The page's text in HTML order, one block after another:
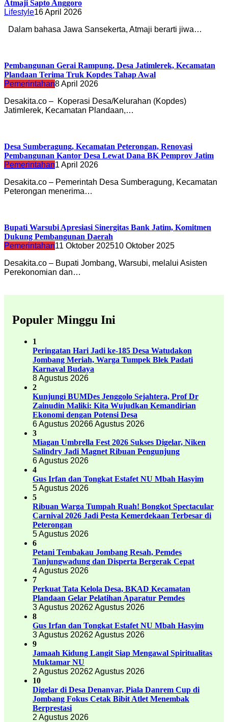
Atmaji Sapto Anggoro
Lifestyle16 April 2026
Dalam bahasa Jawa Sansekerta, Atmaji berarti jiwa…
Pembangunan Gerai Rampung, Desa Jatimlerek, Kecamatan
Plandaan Terima Truk Kopdes Tahap Awal
Pemerintahan8 April 2026
Desakita.co – Koperasi Desa/Kelurahan (Kopdes)
Jatimlerek, Kecamatan Plandaan,…
Desa Sumberagung, Kecamatan Peterongan, Renovasi
Pembangunan Kantor Desa Lewat Dana BK Pemprov Jatim
Pemerintahan1 April 2026
Desakita.co – Pemerintah Desa Sumberagung, Kecamatan
Peterongan menerima…
Bupati Warsubi Apresiasi Sinergitas Bank Jatim, Komitmen
Dukung Pembangunan Daerah
Pemerintahan11 Oktober 202510 Oktober 2025
Desakita.co – Bupati Jombang, Warsubi, melalui Asisten
Perekonomian dan…
Populer Minggu Ini
1
Peringatan Hari Jadi ke-185 Desa Watudakon
Jombang Meriah, Warga Tumpek Blek Padati
Karnaval Budaya
8 Agustus 2026
2
Kunjungi BUMDes Jenggolo Sejahtera, Prof Dr
Zainudin Maliki: Kita Wujudkan Kemandirian
Ekonomi dengan Potensi Desa
6 Agustus 20266 Agustus 2026
3
Miagan Umbrella Fest 2026 Sukses Digelar, Niken
Salindry Jadi Magnet Ribuan Pengunjung
6 Agustus 2026
4
Gus Irfan dan Tongkat Estafet NU Mbah Hasyim
5 Agustus 2026
5
Ribuan Warga Tumpah Ruah! Bongkot Spectacular
Carnival 2026 Jadi Pesta Kemerdekaan Terbesar di
Peterongan
5 Agustus 2026
6
Petani Tembakau Jombang Resah, Pemdes
Tanjungwadung dan Disperta Bergerak Cepat
4 Agustus 2026
7
Perkuat Tata Kelola Desa, BKAD Kecamatan
Plandaan Gelar Pelatihan Aparatur Pemdes
3 Agustus 20262 Agustus 2026
8
Gus Irfan dan Tongkat Estafet NU Mbah Hasyim
3 Agustus 20262 Agustus 2026
9
Jamaah Kidung Langit Siap Mengawal Spiritualitas
Muktamar NU
2 Agustus 20262 Agustus 2026
10
Digelar di Desa Denanyar, Piala Danrem Cup di
Jombang Fokus Cetak Bibit Atlet Menembak
Berprestasi
2 Agustus 2026